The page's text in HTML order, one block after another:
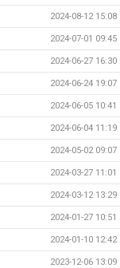
2024-08-12 15:08
2024-07-01 09:45
2024-06-27 16:30
2024-06-24 19:07
2024-06-05 10:41
2024-06-04 11:19
2024-05-02 09:07
2024-03-27 11:01
2024-03-12 13:29
2024-01-27 10:51
2024-01-10 12:42
2023-12-06 13:09